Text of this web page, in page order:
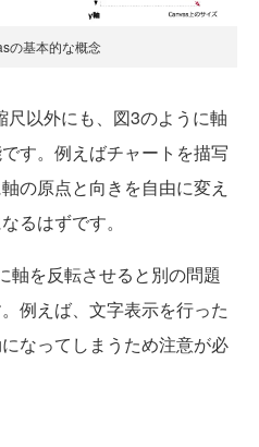
の基本的な概念
以外にも、図3のように軸
す。例えばチャートを描写
の原点と向きを自由に変え
るはずです。
を反転させると別の問題
例えば、文字表示を行った
なってしまうため注意が必